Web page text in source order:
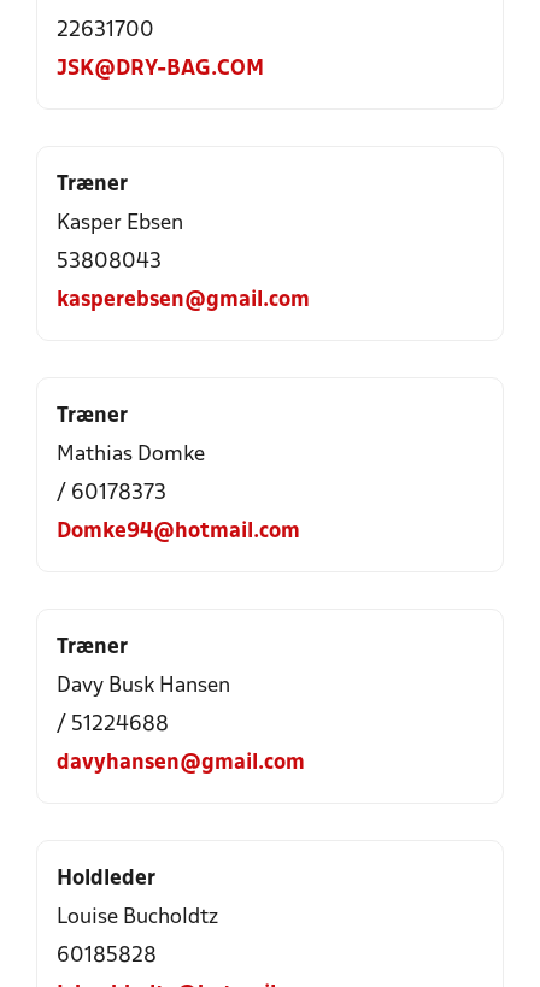
22631700
JSK@DRY-BAG.COM
Træner
Kasper Ebsen
53808043
kasperebsen@gmail.com
Træner
Mathias Domke
/ 60178373
Domke94@hotmail.com
Træner
Davy Busk Hansen
/ 51224688
davyhansen@gmail.com
Holdleder
Louise Bucholdtz
60185828